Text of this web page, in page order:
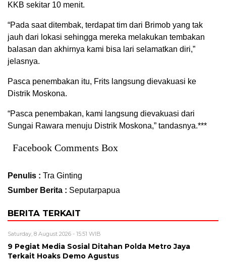
KKB sekitar 10 menit.
“Pada saat ditembak, terdapat tim dari Brimob yang tak
jauh dari lokasi sehingga mereka melakukan tembakan
balasan dan akhirnya kami bisa lari selamatkan diri,”
jelasnya.
Pasca penembakan itu, Frits langsung dievakuasi ke
Distrik Moskona.
“Pasca penembakan, kami langsung dievakuasi dari
Sungai Rawara menuju Distrik Moskona,” tandasnya.***
Facebook Comments Box
Penulis : Tra Ginting
Sumber Berita : Seputarpapua
BERITA TERKAIT
Saturday, 8 August 2026 - 15:51 WIB
9 Pegiat Media Sosial Ditahan Polda Metro Jaya
Terkait Hoaks Demo Agustus